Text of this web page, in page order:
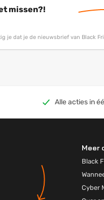
missen?!
je dat je de nieuwsbrief van Black
Alle acties in
Meer
Black
Cyber